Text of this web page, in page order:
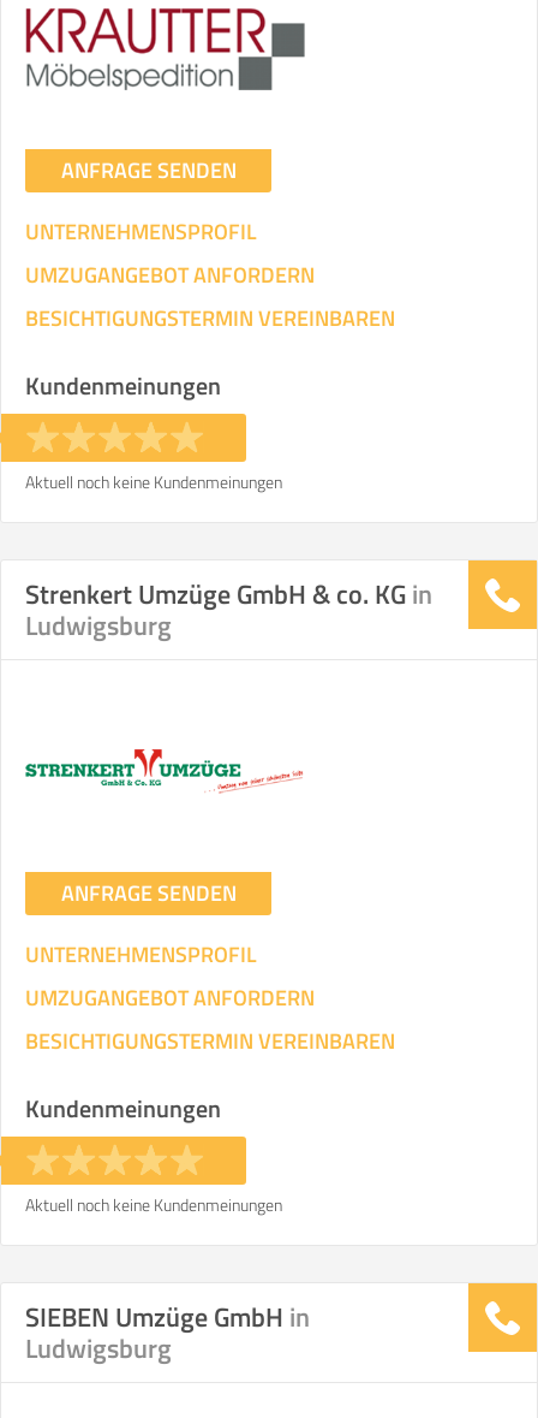
ANFRAGE SENDEN
UNTERNEHMENSPROFIL
UMZUGANGEBOT ANFORDERN
BESICHTIGUNGSTERMIN VEREINBAREN
Kundenmeinungen
Aktuell noch keine Kundenmeinungen
Strenkert Umzüge GmbH & co. KGin
Ludwigsburg
ANFRAGE SENDEN
UNTERNEHMENSPROFIL
UMZUGANGEBOT ANFORDERN
BESICHTIGUNGSTERMIN VEREINBAREN
Kundenmeinungen
Aktuell noch keine Kundenmeinungen
SIEBEN Umzüge GmbH in
Ludwigsburg